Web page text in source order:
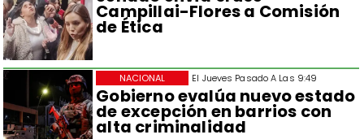
Campillai-Flores a Comisión
de Ética
El Jueves Pasado A Las 9:49
Gobierno evalúa nuevo estado
de excepción en barrios con
alta criminalidad
NACIONAL